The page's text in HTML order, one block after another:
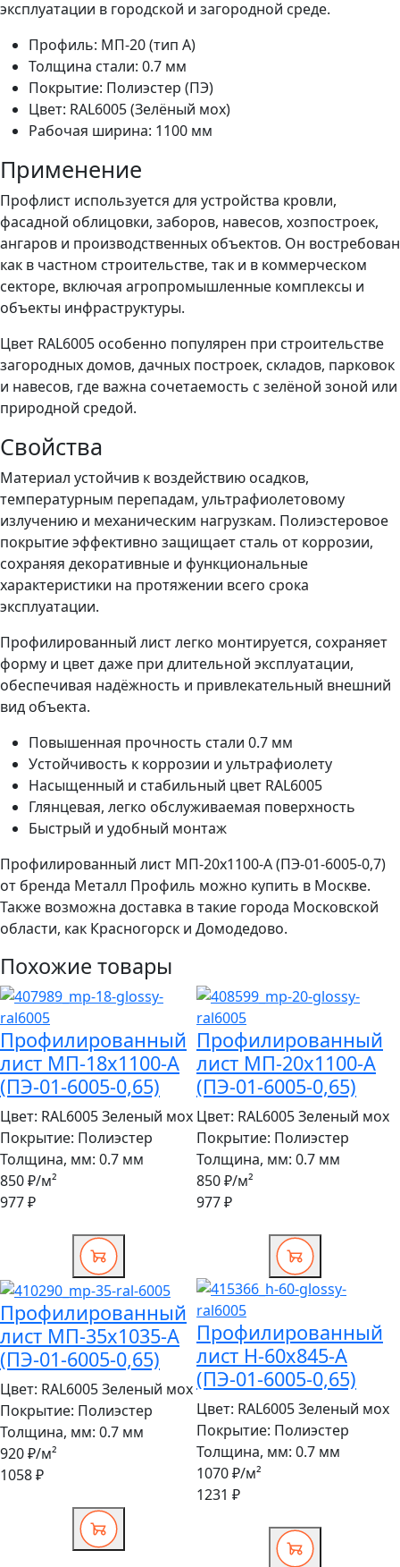
эксплуатации в городской и загородной среде.
Профиль: МП-20 (тип A)
Толщина стали: 0.7 мм
Покрытие: Полиэстер (ПЭ)
Цвет: RAL6005 (Зелёный мох)
Рабочая ширина: 1100 мм
Применение
Профлист используется для устройства кровли,
фасадной облицовки, заборов, навесов, хозпостроек,
ангаров и производственных объектов. Он востребован
как в частном строительстве, так и в коммерческом
секторе, включая агропромышленные комплексы и
объекты инфраструктуры.
Цвет RAL6005 особенно популярен при строительстве
загородных домов, дачных построек, складов, парковок
и навесов, где важна сочетаемость с зелёной зоной или
природной средой.
Свойства
Материал устойчив к воздействию осадков,
температурным перепадам, ультрафиолетовому
излучению и механическим нагрузкам. Полиэстеровое
покрытие эффективно защищает сталь от коррозии,
сохраняя декоративные и функциональные
характеристики на протяжении всего срока
эксплуатации.
Профилированный лист легко монтируется, сохраняет
форму и цвет даже при длительной эксплуатации,
обеспечивая надёжность и привлекательный внешний
вид объекта.
Повышенная прочность стали 0.7 мм
Устойчивость к коррозии и ультрафиолету
Насыщенный и стабильный цвет RAL6005
Глянцевая, легко обслуживаемая поверхность
Быстрый и удобный монтаж
Профилированный лист МП-20x1100-A (ПЭ-01-6005-0,7)
от бренда Металл Профиль можно купить в Москве.
Также возможна доставка в такие города Московской
области, как Красногорск и Домодедово.
Похожие товары
Профилированный
лист МП-18x1100-A
(ПЭ-01-6005-0,65)
Цвет: RAL6005 Зеленый мох
Покрытие: Полиэстер
Толщина, мм: 0.7 мм
850 ₽/м²
977 ₽
Профилированный
лист МП-20x1100-A
(ПЭ-01-6005-0,65)
Цвет: RAL6005 Зеленый мох
Покрытие: Полиэстер
Толщина, мм: 0.7 мм
850 ₽/м²
977 ₽
Профилированный
лист МП-35x1035-A
(ПЭ-01-6005-0,65)
Цвет: RAL6005 Зеленый мох
Покрытие: Полиэстер
Толщина, мм: 0.7 мм
920 ₽/м²
1058 ₽
Профилированный
лист Н-60x845-A
(ПЭ-01-6005-0,65)
Цвет: RAL6005 Зеленый мох
Покрытие: Полиэстер
Толщина, мм: 0.7 мм
1070 ₽/м²
1231 ₽